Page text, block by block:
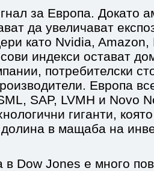
за Европа. Докато
да увеличават
като Nvidia,
индекси остават
потребителски
Европа
SAP, LVMH и Novo
гиганти,
в мащаба на
в Dow Jones е много